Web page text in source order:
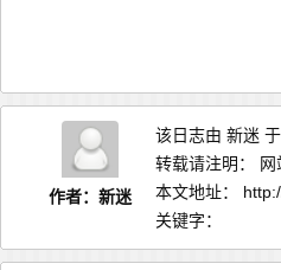
作者：新迷
该日志由 新迷
转载请注明：
本文地址：
关键字：